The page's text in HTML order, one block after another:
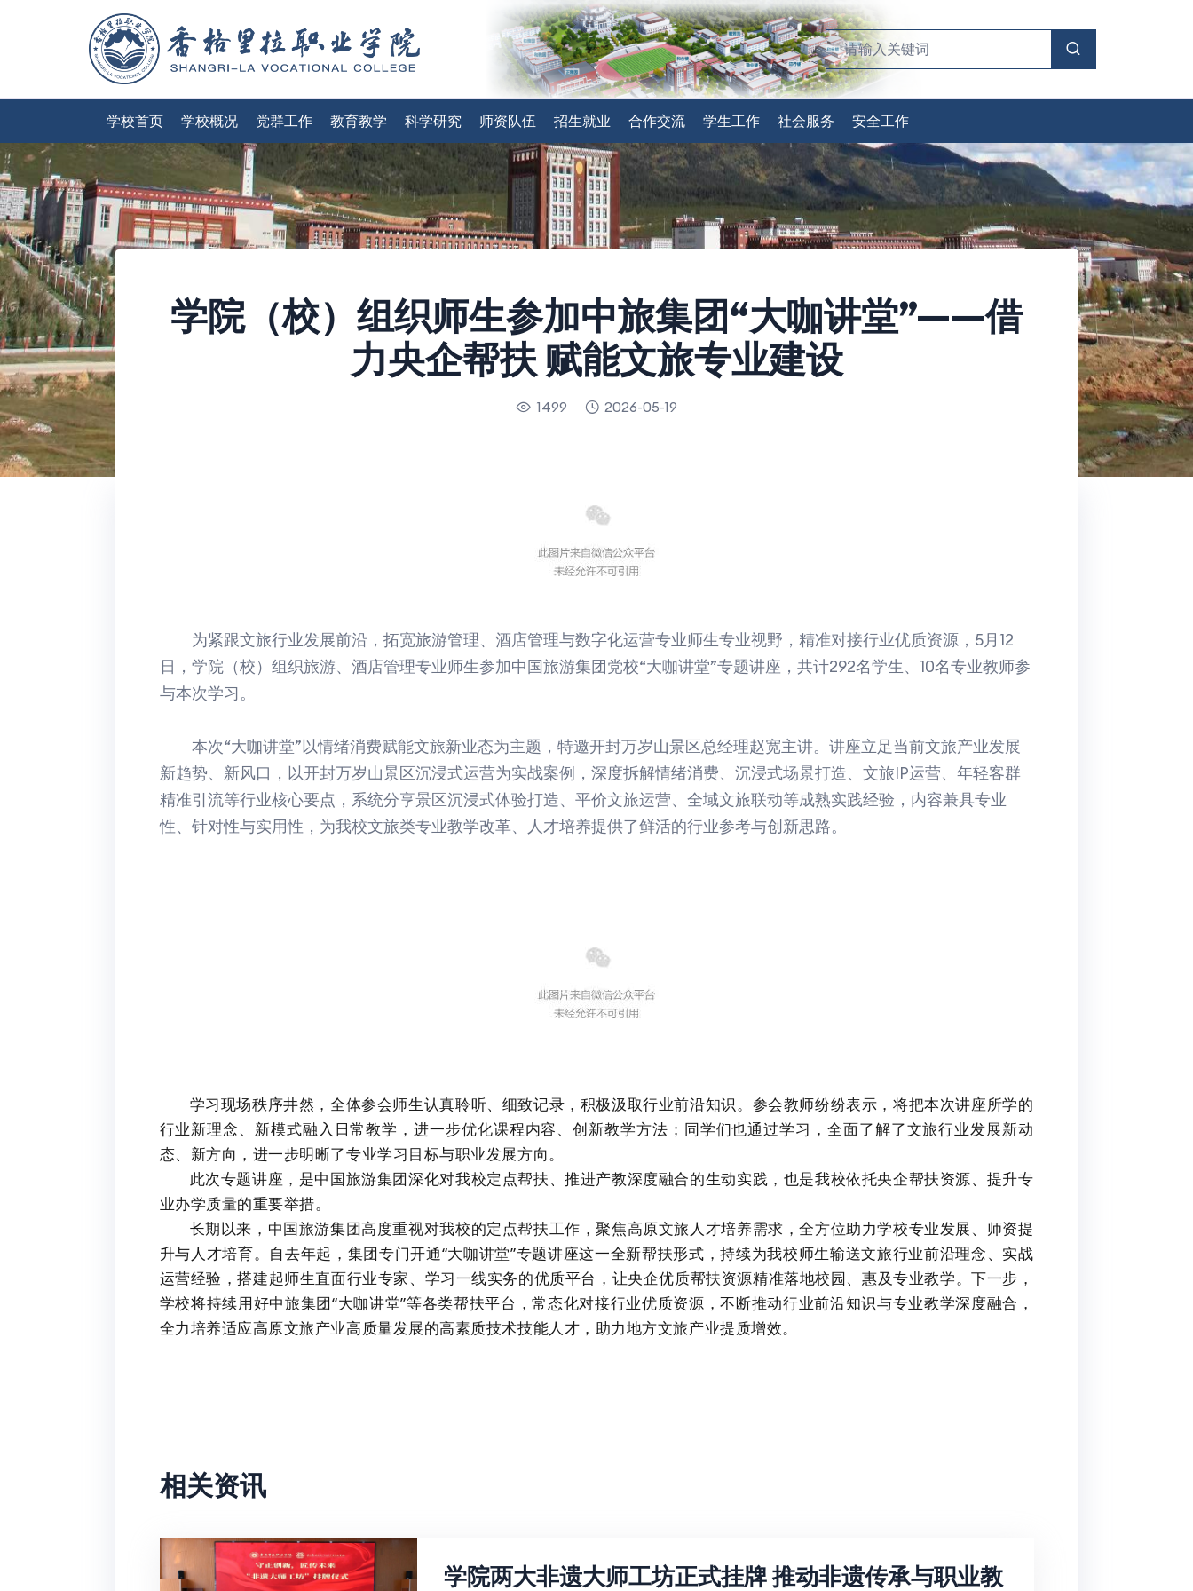
学校首页 学校概况 党群工作 教育教学 科学研究 师资队伍 招生就业 合作交流 学生工作 社会服务 安全工作
学院（校）组织师生参加中旅集团“大咖讲堂”——借
力央企帮扶 赋能文旅专业建设
1499 2026-05-19
为紧跟文旅行业发展前沿，拓宽旅游管理、酒店管理与数字化运营专业师生专业视野，精准对接行业优质资源，5月12
日，学院（校）组织旅游、酒店管理专业师生参加中国旅游集团党校“大咖讲堂”专题讲座，共计292名学生、10名专业教师参
与本次学习。
本次“大咖讲堂”以情绪消费赋能文旅新业态为主题，特邀开封万岁山景区总经理赵宽主讲。讲座立足当前文旅产业发展
新趋势、新风口，以开封万岁山景区沉浸式运营为实战案例，深度拆解情绪消费、沉浸式场景打造、文旅IP运营、年轻客群
精准引流等行业核心要点，系统分享景区沉浸式体验打造、平价文旅运营、全域文旅联动等成熟实践经验，内容兼具专业
性、针对性与实用性，为我校文旅类专业教学改革、人才培养提供了鲜活的行业参考与创新思路。
学习现场秩序井然，全体参会师生认真聆听、细致记录，积极汲取行业前沿知识。参会教师纷纷表示，将把本次讲座所学的
行业新理念、新模式融入日常教学，进一步优化课程内容、创新教学方法；同学们也通过学习，全面了解了文旅行业发展新动
态、新方向，进一步明晰了专业学习目标与职业发展方向。
此次专题讲座，是中国旅游集团深化对我校定点帮扶、推进产教深度融合的生动实践，也是我校依托央企帮扶资源、提升专
业办学质量的重要举措。
长期以来，中国旅游集团高度重视对我校的定点帮扶工作，聚焦高原文旅人才培养需求，全方位助力学校专业发展、师资提
升与人才培育。自去年起，集团专门开通“大咖讲堂”专题讲座这一全新帮扶形式，持续为我校师生输送文旅行业前沿理念、实战
运营经验，搭建起师生直面行业专家、学习一线实务的优质平台，让央企优质帮扶资源精准落地校园、惠及专业教学。下一步，
学校将持续用好中旅集团“大咖讲堂”等各类帮扶平台，常态化对接行业优质资源，不断推动行业前沿知识与专业教学深度融合，
全力培养适应高原文旅产业高质量发展的高素质技术技能人才，助力地方文旅产业提质增效。
相关资讯
学院两大非遗大师工坊正式挂牌 推动非遗传承与职业教